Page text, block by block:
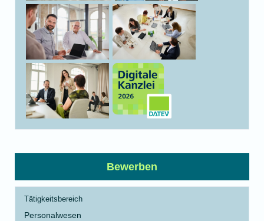
Bewerben
Tätigkeitsbereich
Personalwesen